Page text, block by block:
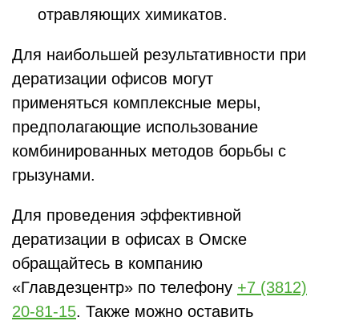
отравляющих химикатов.
Для наибольшей результативности при
дератизации офисов могут
применяться комплексные меры,
предполагающие использование
комбинированных методов борьбы с
грызунами.
Для проведения эффективной
дератизации в офисах в Омске
обращайтесь в компанию
«Главдезцентр» по телефону +7 (3812)
20-81-15. Также можно оставить